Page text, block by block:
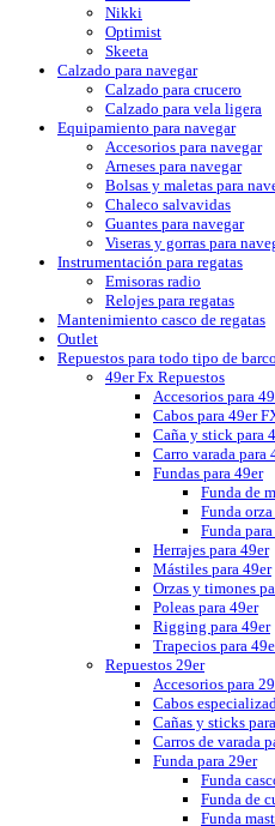
Nikki
Optimist
Skeeta
Calzado para navegar
Calzado para crucero
Calzado para vela ligera
Equipamiento para navegar
Accesorios para navegar
Arneses para navegar
Bolsas y maletas para
Chaleco salvavidas
Guantes para navegar
Viseras y gorras para
Instrumentación para regatas
Emisoras radio
Relojes para regatas
Mantenimiento casco de regatas
Outlet
Repuestos para todo tipo de
49er Fx Repuestos
Accesorios para
Cabos para 49er
Caña y stick para
Carro varada para
Fundas para 49er
Funda de
Funda
Funda
Herrajes para 49er
Mástiles para 49er
Orzas y timones
Poleas para 49er
Rigging para 49er
Trapecios para
Repuestos 29er
Accesorios para
Cabos
Cañas y sticks
Carros de varada
Funda para 29er
Funda
Funda de
Funda